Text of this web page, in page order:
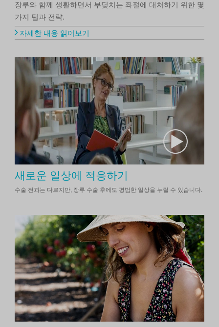
장루와 함께 생활하면서 부딪치는 좌절에 대처하기 위한 몇
가지 팁과 전략.
자세한 내용 읽어보기
새로운 일상에 적응하기
수술 전과는 다르지만, 장루 수술 후에도 평범한 일상을 누릴 수 있습니다.